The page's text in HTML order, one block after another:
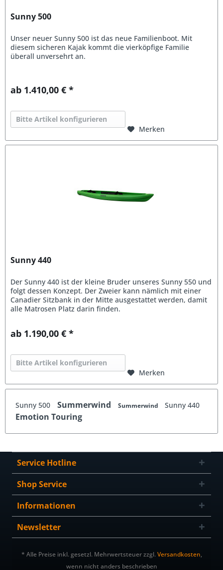
Sunny 500
Unser neuer Sunny 500 ist das neue Familienboot. Mit
diesem sicheren Kajak kommt die vierköpfige Familie
überall unversehrt an.
ab 1.410,00 € *
Bitte Artikel konfigurieren
Merken
Sunny 440
Der Sunny 440 ist der kleine Bruder unseres Sunny 550 und
folgt dessen Konzept. Der Zweier kann nämlich mit einer
Canadier Sitzbank in der Mitte ausgestattet werden, damit
alle Matrosen Platz darin finden.
ab 1.190,00 € *
Bitte Artikel konfigurieren
Merken
Sunny 500 Summerwind Summerwind Sunny 440
Emotion Touring
Service Hotline
Shop Service
Informationen
Newsletter
* Alle Preise inkl. gesetzl. Mehrwertsteuer zzgl.Versandkosten,
wenn nicht anders beschrieben